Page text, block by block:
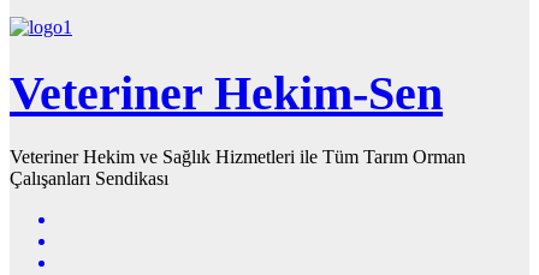
Veteriner Hekim-Sen
Veteriner Hekim ve Sağlık Hizmetleri ile Tüm Tarım Orman
Çalışanları Sendikası